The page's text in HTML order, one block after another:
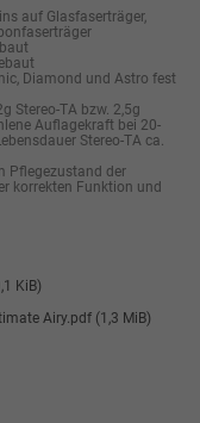
auf Glasfaserträger,
Diamond und Astro fest
Stereo-TA bzw. 2,5g
Auflagekraft bei 20-
Stereo-TA ca.
Pflegezustand der
korrekten Funktion und
KiB)
Airy.pdf (1,3 MiB)